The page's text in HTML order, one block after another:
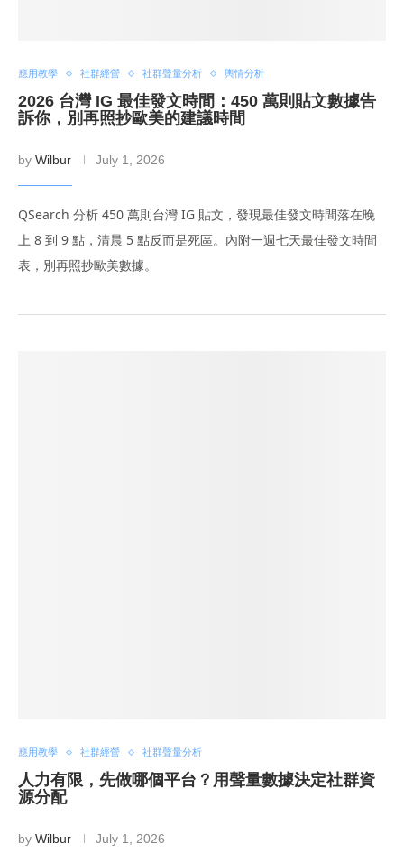
應用教學 社群經營 社群聲量分析 輿情分析
2026 台灣 IG 最佳發文時間：450 萬則貼文數據告
訴你，別再照抄歐美的建議時間
by Wilbur July 1, 2026
QSearch 分析 450 萬則台灣 IG 貼文，發現最佳發文時間落在晚
上 8 到 9 點，清晨 5 點反而是死區。內附一週七天最佳發文時間
表，別再照抄歐美數據。
應用教學 社群經營 社群聲量分析
人力有限，先做哪個平台？用聲量數據決定社群資
源分配
by Wilbur July 1, 2026